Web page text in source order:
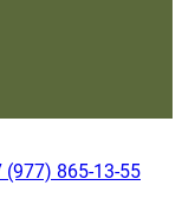
(977) 865-13-55